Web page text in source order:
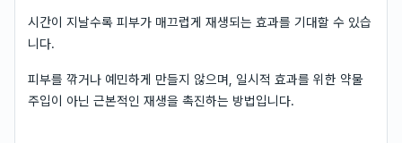
시간이 지날수록 피부가 매끄럽게 재생되는 효과를 기대할 수 있습
니다.
피부를 깎거나 예민하게 만들지 않으며, 일시적 효과를 위한 약물
주입이 아닌 근본적인 재생을 촉진하는 방법입니다.